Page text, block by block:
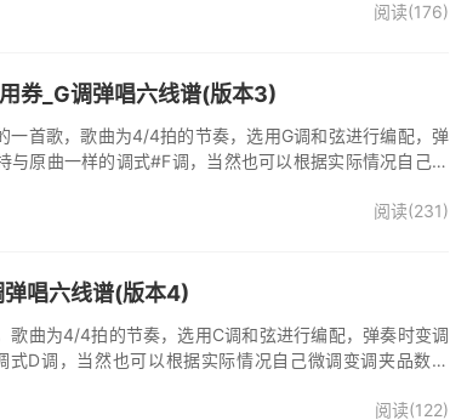
他2005年发行的专辑《怒放的生命》中 。本吉他谱根据原
阅读(176)
券_G调弹唱六线谱(版本3)
一首歌，歌曲为4/4拍的节奏，选用G调和弦进行编配，弹
与原曲一样的调式#F调，当然也可以根据实际情况自己微
不上去，原调#F，所以选G调指法编配，降半音为原调。在
拿下来，可以试着挑战一下。不想练的可以省略。歌词反
阅读(231)
唱六线谱(版本4)
歌曲为4/4拍的节奏，选用C调和弦进行编配，弹奏时变调
D调，当然也可以根据实际情况自己微调变调夹品数。
阅读(122)